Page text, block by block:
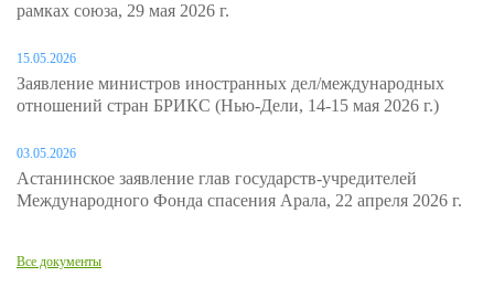
рамках союза, 29 мая 2026 г.
15.05.2026
Заявление министров иностранных дел/международных
отношений стран БРИКС (Нью-Дели, 14-15 мая 2026 г.)
03.05.2026
Астанинское заявление глав государств-учредителей
Международного Фонда спасения Арала, 22 апреля 2026 г.
Все документы